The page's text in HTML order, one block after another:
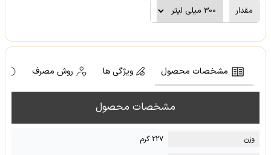
مقدار
مشخصات محصول ویژگی ها روش مصرف
مشخصات محصول
وزن
227 گرم